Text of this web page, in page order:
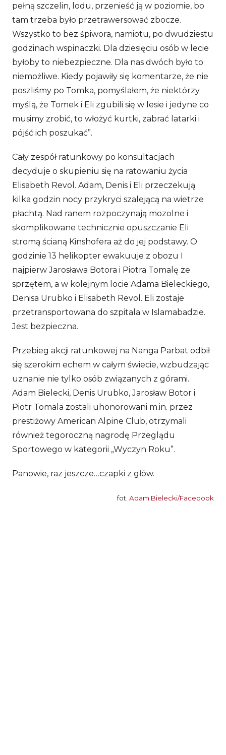
pełną szczelin, lodu, przenieść ją w poziomie, bo
tam trzeba było przetrawersować zbocze.
Wszystko to bez śpiwora, namiotu, po dwudziestu
godzinach wspinaczki. Dla dziesięciu osób w lecie
byłoby to niebezpieczne. Dla nas dwóch było to
niemożliwe. Kiedy pojawiły się komentarze, że nie
poszliśmy po Tomka, pomyślałem, że niektórzy
myślą, że Tomek i Eli zgubili się w lesie i jedyne co
musimy zrobić, to włożyć kurtki, zabrać latarki i
pójść ich poszukać”.
Cały zespół ratunkowy po konsultacjach
decyduje o skupieniu się na ratowaniu życia
Elisabeth Revol. Adam, Denis i Eli przeczekują
kilka godzin nocy przykryci szalejącą na wietrze
płachtą. Nad ranem rozpoczynają mozolne i
skomplikowane technicznie opuszczanie Eli
stromą ścianą Kinshofera aż do jej podstawy. O
godzinie 13 helikopter ewakuuje z obozu I
najpierw Jarosława Botora i Piotra Tomalę ze
sprzętem, a w kolejnym locie Adama Bieleckiego,
Denisa Urubko i Elisabeth Revol. Eli zostaje
przetransportowana do szpitala w Islamabadzie.
Jest bezpieczna.
Przebieg akcji ratunkowej na Nanga Parbat odbił
się szerokim echem w całym świecie, wzbudzając
uznanie nie tylko osób związanych z górami.
Adam Bielecki, Denis Urubko, Jarosław Botor i
Piotr Tomala zostali uhonorowani m.in. przez
prestiżowy American Alpine Club, otrzymali
również tegoroczną nagrodę Przeglądu
Sportowego w kategorii „Wyczyn Roku”.
Panowie, raz jeszcze…czapki z głów.
fot. Adam Bielecki/Facebook